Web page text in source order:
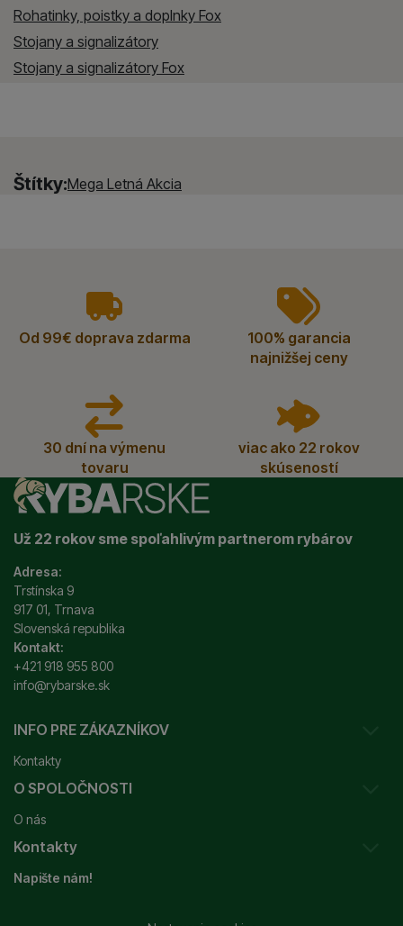
Rohatinky, poistky a doplnky Fox
Stojany a signalizátory
Stojany a signalizátory Fox
Štítky:Mega Letná Akcia
vyhody
Od 99€ doprava zdarma
100% garancia
najnižšej ceny
30 dní na výmenu
tovaru
viac ako 22 rokov
skúseností
Už 22 rokov sme spoľahlivým partnerom rybárov
Adresa:
Trstínska 9
917 01, Trnava
Slovenská republika
Kontakt:
+421 918 955 800
info@rybarske.sk
INFO PRE ZÁKAZNÍKOV
Kontakty
Sledovanie vašej zásielky
Ako reklamovať / vrátiť tovar
Obchodné podmienky
Odstúpenie od zmluvy
O SPOLOČNOSTI
O nás
Prečo nakupovať u nás?
Garancia najnižšej ceny
Kontakty
Napište nám!